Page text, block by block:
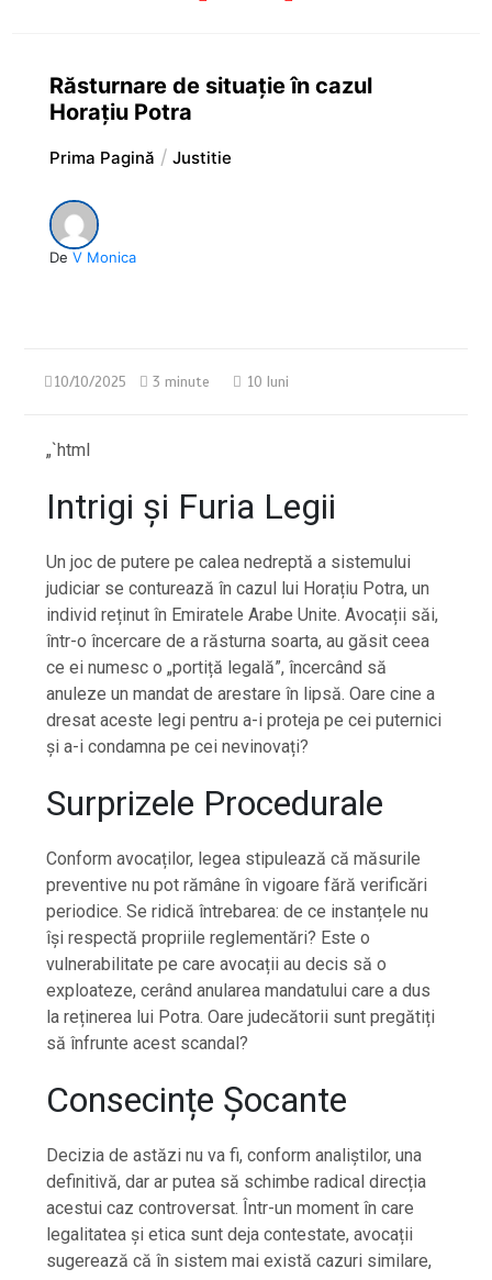
Răsturnare de situație în cazul
Horațiu Potra
Prima Pagină Justitie
De V Monica
10/10/2025 3 minute 10 luni
„`html
Intrigi și Furia Legii
Un joc de putere pe calea nedreptă a sistemului
judiciar se conturează în cazul lui Horațiu Potra, un
individ reținut în Emiratele Arabe Unite. Avocații săi,
într-o încercare de a răsturna soarta, au găsit ceea
ce ei numesc o „portiță legală”, încercând să
anuleze un mandat de arestare în lipsă. Oare cine a
dresat aceste legi pentru a-i proteja pe cei puternici
și a-i condamna pe cei nevinovați?
Surprizele Procedurale
Conform avocaților, legea stipulează că măsurile
preventive nu pot rămâne în vigoare fără verificări
periodice. Se ridică întrebarea: de ce instanțele nu
își respectă propriile reglementări? Este o
vulnerabilitate pe care avocații au decis să o
exploateze, cerând anularea mandatului care a dus
la reținerea lui Potra. Oare judecătorii sunt pregătiți
să înfrunte acest scandal?
Consecințe Șocante
Decizia de astăzi nu va fi, conform analiștilor, una
definitivă, dar ar putea să schimbe radical direcția
acestui caz controversat. Într-un moment în care
legalitatea și etica sunt deja contestate, avocații
sugerează că în sistem mai există cazuri similare,